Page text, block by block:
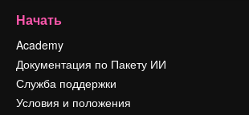
Начать
Academy
Документация по Пакету ИИ
Служба поддержки
Условия и положения